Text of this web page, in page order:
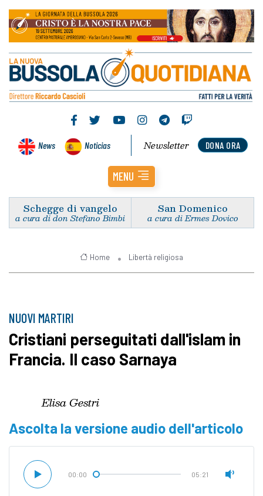
News Noticias DONA ORA
Newsletter
MENU
Schegge di vangelo
a cura di don Stefano Bimbi
San Domenico
a cura di Ermes Dovico
Home Libertà religiosa
NUOVI MARTIRI
Cristiani perseguitati dall'islam in
Francia. Il caso Sarnaya
Elisa Gestri
Ascolta la versione audio dell'articolo
00:00 05:21